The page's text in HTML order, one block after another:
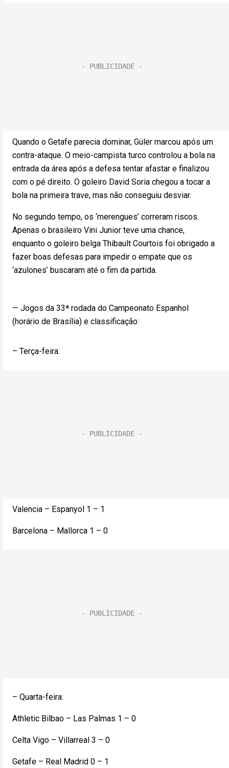
Quando o Getafe parecia dominar, Güler marcou após um
contra-ataque. O meio-campista turco controlou a bola na
entrada da área após a defesa tentar afastar e finalizou
com o pé direito. O goleiro David Soria chegou a tocar a
bola na primeira trave, mas não conseguiu desviar.
No segundo tempo, os ‘merengues’ correram riscos.
Apenas o brasileiro Vini Junior teve uma chance,
enquanto o goleiro belga Thibault Courtois foi obrigado a
fazer boas defesas para impedir o empate que os
‘azulones’ buscaram até o fim da partida.
— Jogos da 33ª rodada do Campeonato Espanhol
(horário de Brasília) e classificação:
– Terça-feira:
Valencia – Espanyol 1 – 1
Barcelona – Mallorca 1 – 0
– Quarta-feira:
Athletic Bilbao – Las Palmas 1 – 0
Celta Vigo – Villarreal 3 – 0
Getafe – Real Madrid 0 – 1